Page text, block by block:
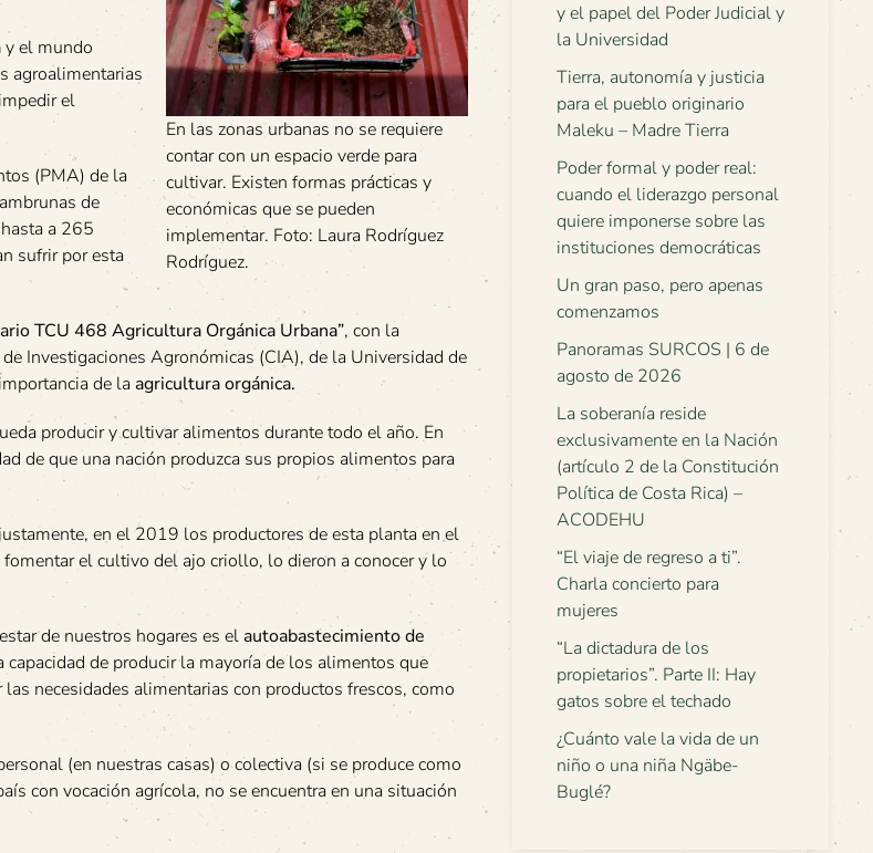
En las zonas urbanas no se requiere
contar con un espacio verde para
cultivar. Existen formas prácticas y
económicas que se pueden
implementar. Foto: Laura Rodríguez
Rodríguez.
y el mundo
agroalimentarias
el
(PMA) de la
de
a 265
sufrir por esta
TCU 468 Agricultura Orgánica Urbana”, con la
Investigaciones Agronómicas (CIA), de la Universidad de
de laagricultura orgánica.
producir y cultivar alimentos durante todo el año. En
de que una nación produzca sus propios alimentos para
en el 2019 los productores de esta planta en el
el cultivo del ajo criollo, lo dieron a conocer y lo
de nuestros hogares es elautoabastecimiento de
de producir la mayoría de los alimentos que
necesidades alimentarias con productos frescos, como
(en nuestras casas) o colectiva (si se produce como
con vocación agrícola, no se encuentra en una situación
y el papel del Poder Judicial y
la Universidad
Tierra, autonomía y justicia
para el pueblo originario
Maleku – Madre Tierra
Poder formal y poder real:
cuando el liderazgo personal
quiere imponerse sobre las
instituciones democráticas
Un gran paso, pero apenas
comenzamos
Panoramas SURCOS | 6 de
agosto de 2026
La soberanía reside
exclusivamente en la Nación
(artículo 2 de la Constitución
Política de Costa Rica) –
ACODEHU
“El viaje de regreso a ti”.
Charla concierto para
mujeres
“La dictadura de los
propietarios”. Parte II: Hay
gatos sobre el techado
¿Cuánto vale la vida de un
niño o una niña Ngäbe-
Buglé?